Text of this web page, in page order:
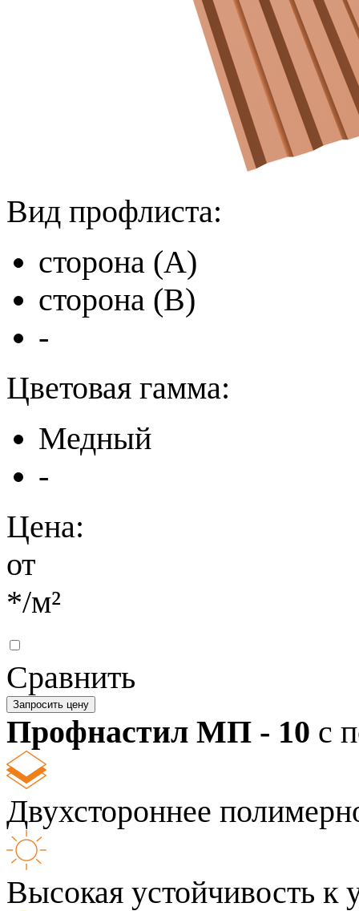
Вид профлиста:
сторона (A)
сторона (B)
-
Цветовая гамма:
Медный
-
Цена:
от
*/м²
Сравнить
Запросить цену
Профнастил МП - 10 с
Двухстороннее
Высокая устойчивость к